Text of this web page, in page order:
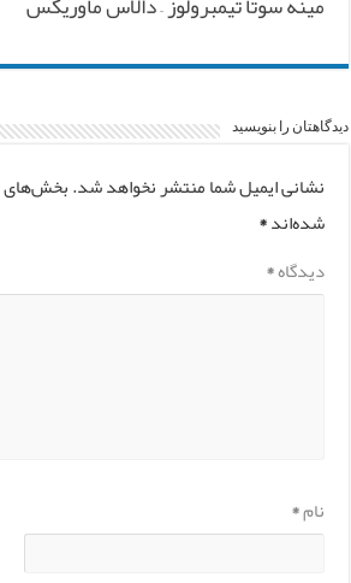
دیدگاهتان را بنویسید
نشانی ایمیل شما منتشر نخواهد شد.بخش‌های
شده‌اند*
دیدگاه*
نام*